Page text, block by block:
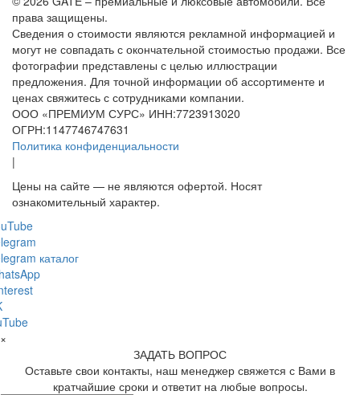
права защищены.
Сведения о стоимости являются рекламной информацией и
могут не совпадать с окончательной стоимостью продажи. Все
фотографии представлены с целью иллюстрации
предложения. Для точной информации об ассортименте и
ценах свяжитесь с сотрудниками компании.
ООО «ПРЕМИУМ СУРС» ИНН:7723913020
ОГРН:1147746747631
Политика конфиденциальности
|
Цены на сайте — не являются офертой. Носят
ознакомительный характер.
каталог
×
ЗАДАТЬ ВОПРОС
Оставьте свои контакты, наш менеджер свяжется с Вами в
кратчайшие сроки и ответит на любые вопросы.